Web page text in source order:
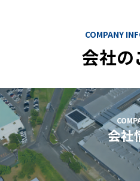
COMPANY
会社の
会社